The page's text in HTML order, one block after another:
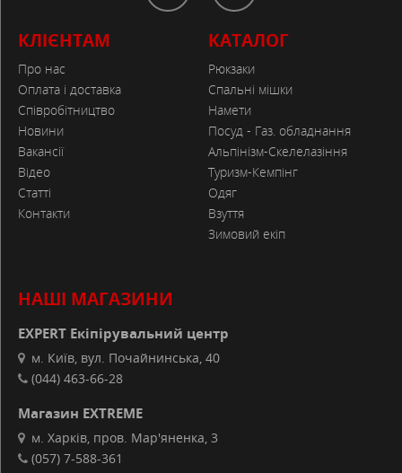
КЛІЄНТАМ
Про нас
Оплата і доставка
Співробітництво
Новини
Вакансії
Відео
Статті
Контакти
КАТАЛОГ
Рюкзаки
Спальні мішки
Намети
Посуд - Газ. обладнання
Альпінізм-Скелелазіння
Туризм-Кемпінг
Одяг
Взуття
Зимовий екіп
НАШІ МАГАЗИНИ
EXPERT Екіпірувальний центр
м. Київ, вул. Почайнинська, 40
(044) 463-66-28
Магазин EXTREME
м. Харків, пров. Мар'яненка, 3
(057) 7-588-361